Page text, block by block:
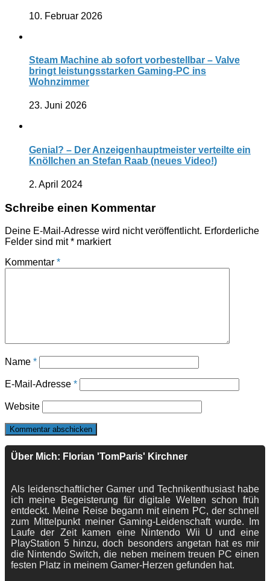
10. Februar 2026
Steam Machine ab sofort vorbestellbar – Valve
bringt leistungsstarken Gaming-PC ins
Wohnzimmer
23. Juni 2026
Genial? – Der Anzeigenhauptmeister verteilte ein
Knöllchen an Stefan Raab (neues Video!)
2. April 2024
Schreibe einen Kommentar
Deine E-Mail-Adresse wird nicht veröffentlicht. Erforderliche
Felder sind mit* markiert
Kommentar *
Name *
E-Mail-Adresse *
Website
Über Mich: Florian 'TomParis' Kirchner
Als leidenschaftlicher Gamer und Technikenthusiast habe
ich meine Begeisterung für digitale Welten schon früh
entdeckt. Meine Reise begann mit einem PC, der schnell
zum Mittelpunkt meiner Gaming-Leidenschaft wurde. Im
Laufe der Zeit kamen eine Nintendo Wii U und eine
PlayStation 5 hinzu, doch besonders angetan hat es mir
die Nintendo Switch, die neben meinem treuen PC einen
festen Platz in meinem Gamer-Herzen gefunden hat.